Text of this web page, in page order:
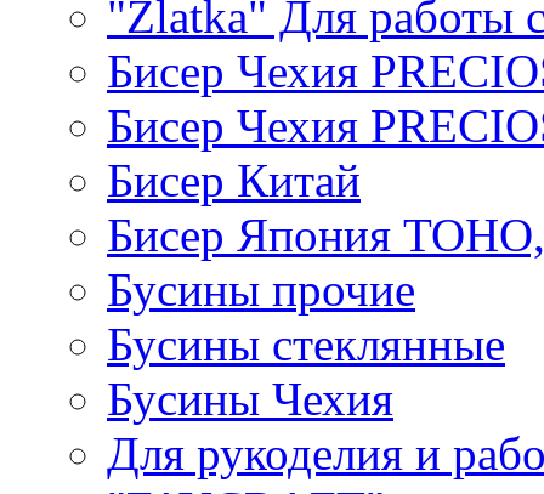
"Zlatka" Для работы
Бисер Чехия
Бисер Чехия
Бисер Китай
Бисер Япония
Бусины прочие
Бусины стеклянные
Бусины Чехия
Для рукоделия и